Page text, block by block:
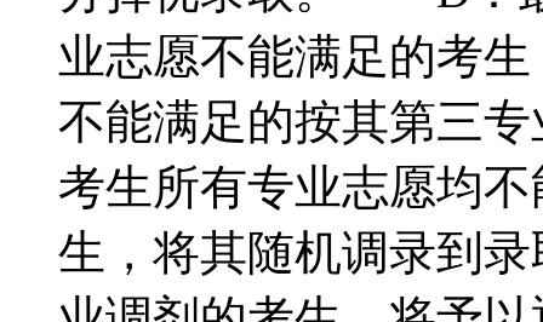
业志愿不能满足的考
不能满足的按其第三
考生所有专业志愿均
生，将其随机调录到